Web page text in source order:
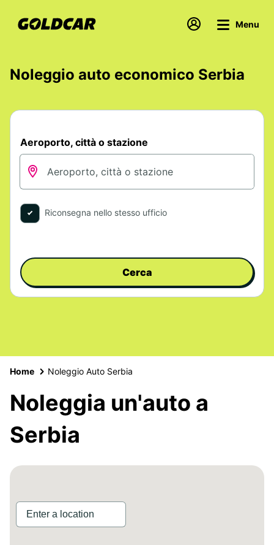
Menu
Noleggio auto economico Serbia
Aeroporto, città o stazione
Riconsegna nello stesso ufficio
Cerca
Home Noleggio Auto Serbia
Noleggia un'auto a
Serbia